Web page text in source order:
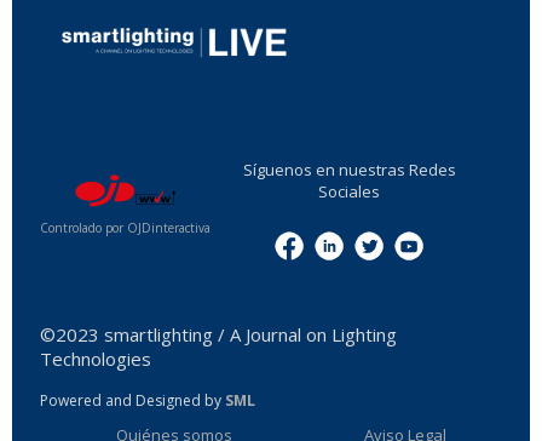
Controlado por OJDinteractiva
Síguenos en nuestras Redes
Sociales
©2023 smartlighting / A Journal on Lighting
Technologies
Powered and Designed by SML
Quiénes somos Aviso Legal